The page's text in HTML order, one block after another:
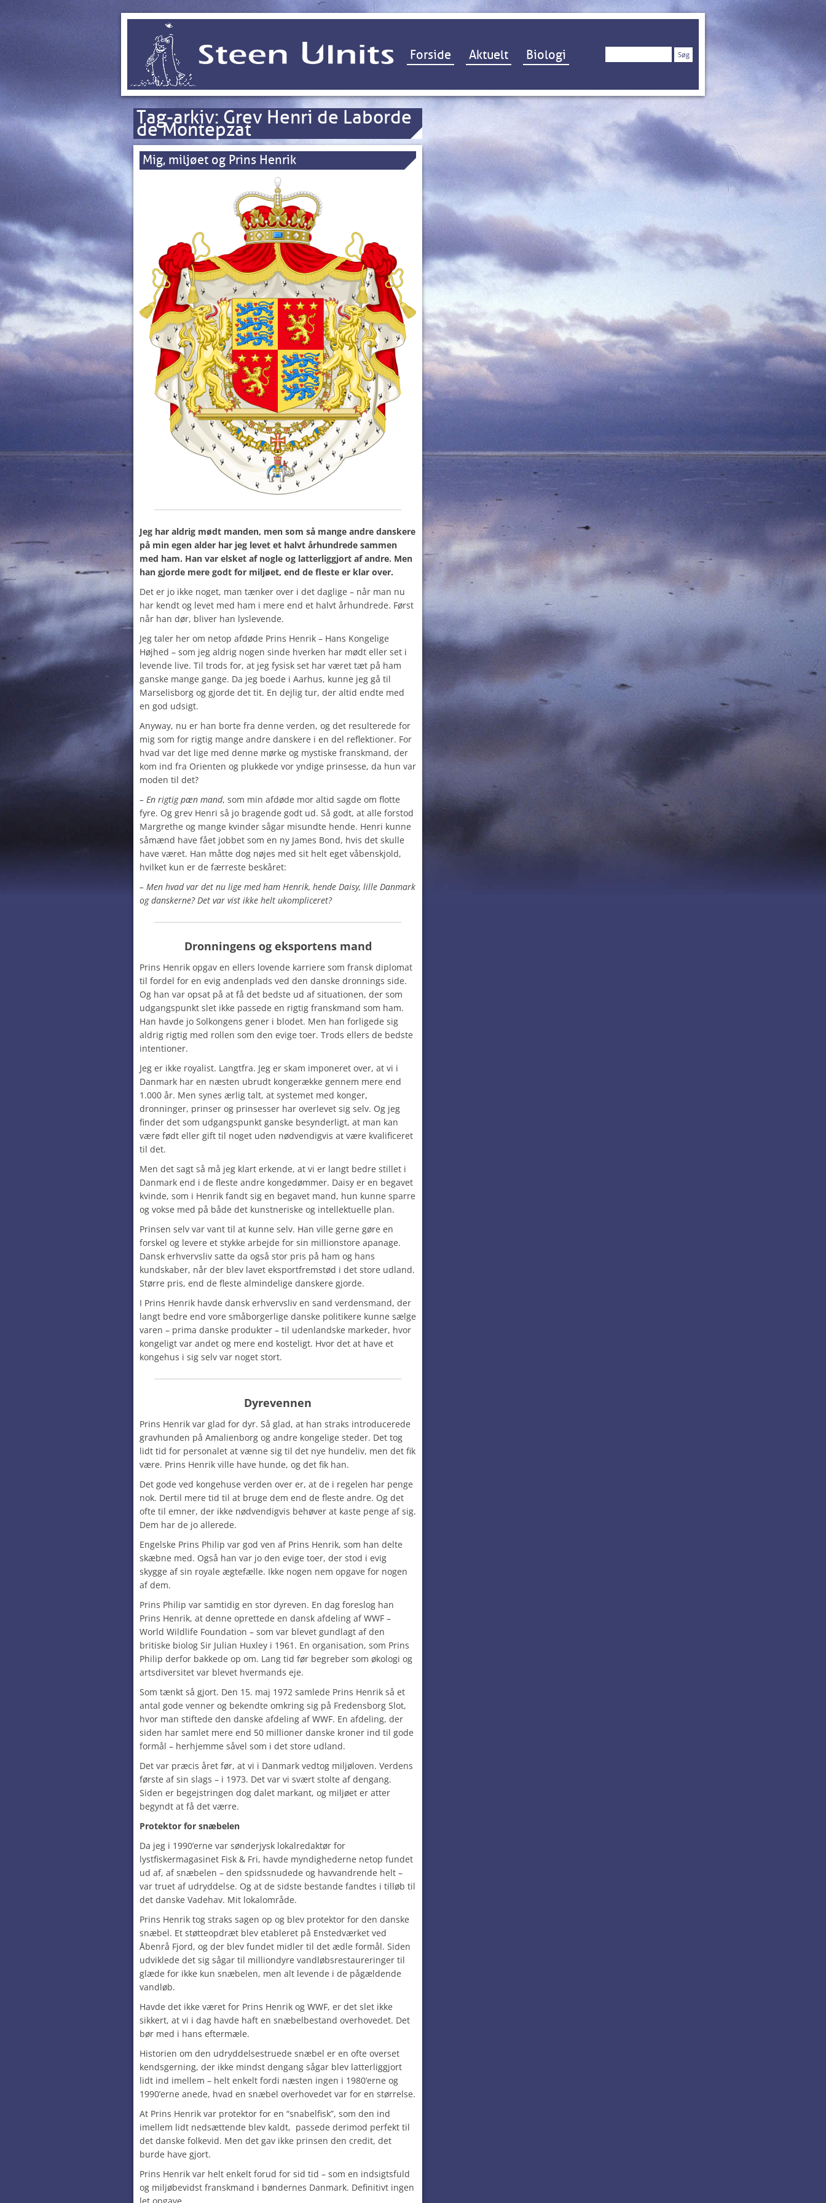
Hop til indhold
Forside Aktuelt Biologi Søg
Tag-arkiv: Grev Henri de Laborde
de Montepzat
Mig, miljøet og Prins Henrik
Jeg har aldrig mødt manden, men som så mange andre danskere
på min egen alder har jeg levet et halvt århundrede sammen
med ham. Han var elsket af nogle og latterliggjort af andre. Men
han gjorde mere godt for miljøet, end de fleste er klar over.
Det er jo ikke noget, man tænker over i det daglige – når man nu
har kendt og levet med ham i mere end et halvt århundrede. Først
når han dør, bliver han lyslevende.
Jeg taler her om netop afdøde Prins Henrik – Hans Kongelige
Højhed – som jeg aldrig nogen sinde hverken har mødt eller set i
levende live. Til trods for, at jeg fysisk set har været tæt på ham
ganske mange gange. Da jeg boede i Aarhus, kunne jeg gå til
Marselisborg og gjorde det tit. En dejlig tur, der altid endte med
en god udsigt.
Anyway, nu er han borte fra denne verden, og det resulterede for
mig som for rigtig mange andre danskere i en del reflektioner. For
hvad var det lige med denne mørke og mystiske franskmand, der
kom ind fra Orienten og plukkede vor yndige prinsesse, da hun var
moden til det?
– En rigtig pæn mand, som min afdøde mor altid sagde om flotte
fyre. Og grev Henri så jo bragende godt ud. Så godt, at alle forstod
Margrethe og mange kvinder sågar misundte hende. Henri kunne
såmænd have fået jobbet som en ny James Bond, hvis det skulle
have været. Han måtte dog nøjes med sit helt eget våbenskjold,
hvilket kun er de færreste beskåret:
– Men hvad var det nu lige med ham Henrik, hende Daisy, lille Danmark
og danskerne? Det var vist ikke helt ukompliceret?
Dronningens og eksportens mand
Prins Henrik opgav en ellers lovende karriere som fransk diplomat
til fordel for en evig andenplads ved den danske dronnings side.
Og han var opsat på at få det bedste ud af situationen, der som
udgangspunkt slet ikke passede en rigtig franskmand som ham.
Han havde jo Solkongens gener i blodet. Men han forligede sig
aldrig rigtig med rollen som den evige toer. Trods ellers de bedste
intentioner.
Jeg er ikke royalist. Langtfra. Jeg er skam imponeret over, at vi i
Danmark har en næsten ubrudt kongerække gennem mere end
1.000 år. Men synes ærlig talt, at systemet med konger,
dronninger, prinser og prinsesser har overlevet sig selv. Og jeg
finder det som udgangspunkt ganske besynderligt, at man kan
være født eller gift til noget uden nødvendigvis at være kvalificeret
til det.
Men det sagt så må jeg klart erkende, at vi er langt bedre stillet i
Danmark end i de fleste andre kongedømmer. Daisy er en begavet
kvinde, som i Henrik fandt sig en begavet mand, hun kunne sparre
og vokse med på både det kunstneriske og intellektuelle plan.
Prinsen selv var vant til at kunne selv. Han ville gerne gøre en
forskel og levere et stykke arbejde for sin millionstore apanage.
Dansk erhvervsliv satte da også stor pris på ham og hans
kundskaber, når der blev lavet eksportfremstød i det store udland.
Større pris, end de fleste almindelige danskere gjorde.
I Prins Henrik havde dansk erhvervsliv en sand verdensmand, der
langt bedre end vore småborgerlige danske politikere kunne sælge
varen – prima danske produkter – til udenlandske markeder, hvor
kongeligt var andet og mere end kosteligt. Hvor det at have et
kongehus i sig selv var noget stort.
Dyrevennen
Prins Henrik var glad for dyr. Så glad, at han straks introducerede
gravhunden på Amalienborg og andre kongelige steder. Det tog
lidt tid for personalet at vænne sig til det nye hundeliv, men det fik
være. Prins Henrik ville have hunde, og det fik han.
Det gode ved kongehuse verden over er, at de i regelen har penge
nok. Dertil mere tid til at bruge dem end de fleste andre. Og det
ofte til emner, der ikke nødvendigvis behøver at kaste penge af sig.
Dem har de jo allerede.
Engelske Prins Philip var god ven af Prins Henrik, som han delte
skæbne med. Også han var jo den evige toer, der stod i evig
skygge af sin royale ægtefælle. Ikke nogen nem opgave for nogen
af dem.
Prins Philip var samtidig en stor dyreven. En dag foreslog han
Prins Henrik, at denne oprettede en dansk afdeling af WWF –
World Wildlife Foundation – som var blevet gundlagt af den
britiske biolog Sir Julian Huxley i 1961. En organisation, som Prins
Philip derfor bakkede op om. Lang tid før begreber som økologi og
artsdiversitet var blevet hvermands eje.
Som tænkt så gjort. Den 15. maj 1972 samlede Prins Henrik så et
antal gode venner og bekendte omkring sig på Fredensborg Slot,
hvor man stiftede den danske afdeling af WWF. En afdeling, der
siden har samlet mere end 50 millioner danske kroner ind til gode
formål – herhjemme såvel som i det store udland.
Det var præcis året før, at vi i Danmark vedtog miljøloven. Verdens
første af sin slags – i 1973. Det var vi svært stolte af dengang.
Siden er begejstringen dog dalet markant, og miljøet er atter
begyndt at få det værre.
Protektor for snæbelen
Da jeg i 1990’erne var sønderjysk lokalredaktør for
lystfiskermagasinet Fisk & Fri, havde myndighederne netop fundet
ud af, af snæbelen – den spidssnudede og havvandrende helt –
var truet af udryddelse. Og at de sidste bestande fandtes i tilløb til
det danske Vadehav. Mit lokalområde.
Prins Henrik tog straks sagen op og blev protektor for den danske
snæbel. Et støtteopdræt blev etableret på Enstedværket ved
Åbenrå Fjord, og der blev fundet midler til det ædle formål. Siden
udviklede det sig sågar til milliondyre vandløbsrestaureringer til
glæde for ikke kun snæbelen, men alt levende i de pågældende
vandløb.
Havde det ikke været for Prins Henrik og WWF, er det slet ikke
sikkert, at vi i dag havde haft en snæbelbestand overhovedet. Det
bør med i hans eftermæle.
Historien om den udryddelsestruede snæbel er en ofte overset
kendsgerning, der ikke mindst dengang sågar blev latterliggjort
lidt ind imellem – helt enkelt fordi næsten ingen i 1980’erne og
1990’erne anede, hvad en snæbel overhovedet var for en størrelse.
At Prins Henrik var protektor for en “snabelfisk”, som den ind
imellem lidt nedsættende blev kaldt, passede derimod perfekt til
det danske folkevid. Men det gav ikke prinsen den credit, det
burde have gjort.
Prins Henrik var helt enkelt forud for sid tid – som en indsigtsfuld
og miljøbevidst franskmand i bøndernes Danmark. Definitivt ingen